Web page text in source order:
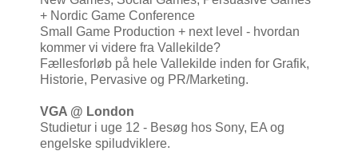
+ Nordic Game Conference
Small Game Production + next level - hvordan
kommer vi videre fra Vallekilde?
Fællesforløb på hele Vallekilde inden for Grafik,
Historie, Pervasive og PR/Marketing.
VGA @ London
Studietur i uge 12 - Besøg hos Sony, EA og
engelske spiludviklere.